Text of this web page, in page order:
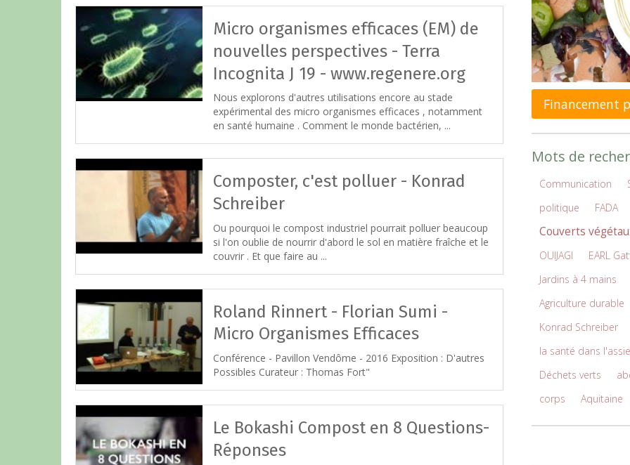
Micro organismes efficaces (EM) de
nouvelles perspectives - Terra
Incognita J 19 - www.regenere.org
Nous explorons d'autres utilisations encore au stade
expérimental des micro organismes efficaces , notamment
en santé humaine . Comment le monde bactérien, ...
Composter, c'est polluer - Konrad
Schreiber
Ou pourquoi le compost industriel pourrait polluer beaucoup
si l'on oublie de nourrir d'abord le sol en matière fraîche et le
couvrir . Et que faire au ...
Roland Rinnert - Florian Sumi -
Micro Organismes Efficaces
Conférence - Pavillon Vendôme - 2016 Exposition : D'autres
Possibles Curateur : Thomas Fort"
Le Bokashi Compost en 8 Questions-
Réponses
Financement
Mots de
Communication
politique
FADA
Couverts
OUIJAGI
EARL
Jardins à 4 mains
Agriculture durable
Konrad Schreiber
la santé dans
Déchets verts
corps
Aquitaine